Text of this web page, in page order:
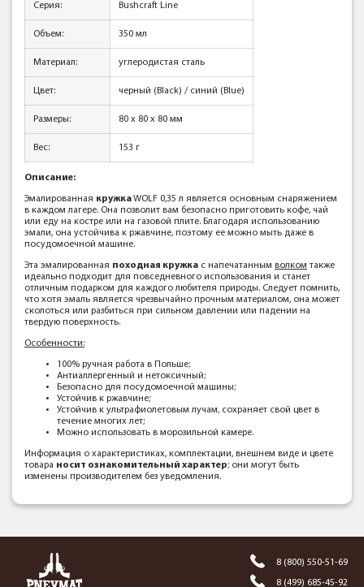
Серия: Bushcraft Line
Объем: 350 мл
Материал: углеродистая сталь
Цвет: черный (Black) / синий (Blue)
Размеры: 80 x 80 x 80 мм
Вес: 153 г
Описание:
Эмалированная кружкаWOLF 0,35 л является основным снаряжением
в каждом лагере. Она позволит вам безопасно приготовить кофе, чай
или еду на костре или на газовой плите. Благодаря использованию
эмали, она устойчива к ржавчине, поэтому ее можно мыть даже в
посудомоечной машине.
Эта эмалированная походная кружка с напечатанным волком также
идеально подходит для повседневного использования и станет
отличным подарком для каждого любителя природы. Следует помнить,
что хотя эмаль является чрезвычайно прочным материалом, она может
сколоться или разбиться при сильном давлении или падении на
твердую поверхность.
Особенности:
100% ручная работа в Польше;
Антиаллергенный и нетоксичный;
Безопасно для посудомоечной машины;
Устойчив к ржавчине;
Устойчив к ультрафиолетовым лучам, сохраняет свой цвет в
течение многих лет;
Можно использовать в морозильной камере.
Информация о характеристиках, комплектации, внешнем виде и цвете
товара носит ознакомительный характер; они могут быть
изменены производителем без уведомления.
8 (800) 550-51-69
8 (499) 685-45-92